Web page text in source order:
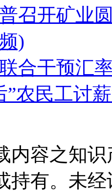
召开矿业
)
合干预汇
”农民工讨
内容之知
持有。未